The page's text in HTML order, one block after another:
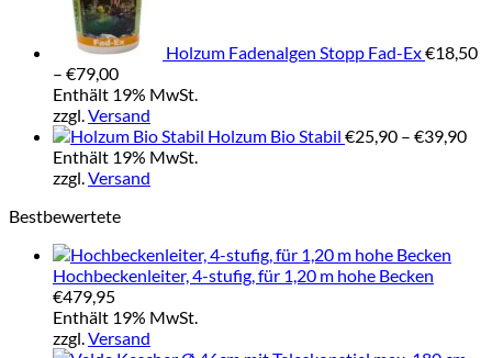
Holzum Fadenalgen Stopp Fad-Ex€18,50
– €79,00Preisspanne:
€18,50
bis
€79,00
Enthält 19% MwSt.
zzgl.Versand
Holzum Bio Stabil €25,90 – €39,90
Enthält 19% MwSt.
zzgl.Versand
Bestbewertete
Hochbeckenleiter, 4-stufig, für 1,20 m hohe Becken
€479,95
Enthält 19% MwSt.
zzgl.Versand